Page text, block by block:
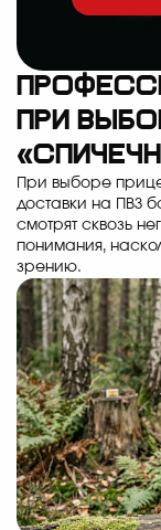
при
При выборе
доставки на ПВЗ
смотрят сквозь
понимания,
зрению.